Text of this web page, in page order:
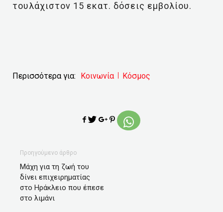
τουλάχιστον 15 εκατ. δόσεις εμβολίου.
Περισσότερα για: Κοινωνία Κόσμος
Προηγούμενο άρθρο
Μάχη για τη ζωή του
δίνει επιχειρηματίας
στο Ηράκλειο που έπεσε
στο λιμάνι